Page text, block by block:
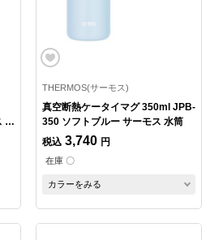
THERMOS(サーモス)
真空断熱ケータイマグ 350ml JPB-
350 ソフトブルー サーモス 水筒
税込 3,740 円
在庫 〇
カラーをみる